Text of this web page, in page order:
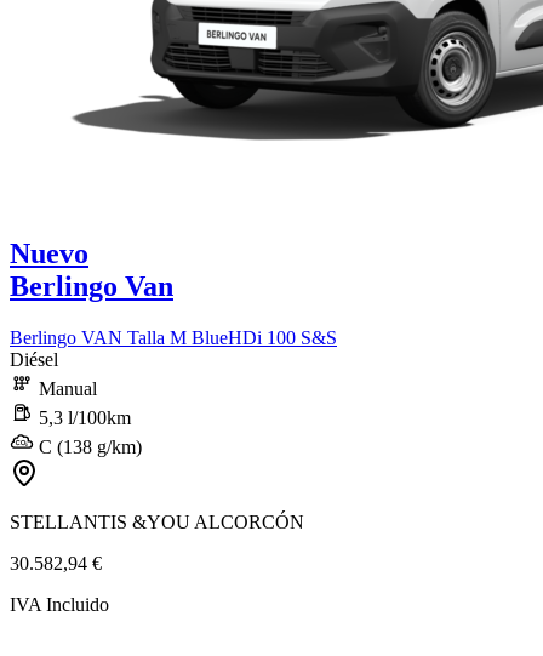
Nuevo
Berlingo Van
Berlingo VAN Talla M BlueHDi 100 S&S
Diésel
Manual
5,3 l/100km
C (138 g/km)
STELLANTIS &YOU ALCORCÓN
30.582,94 €
IVA Incluido